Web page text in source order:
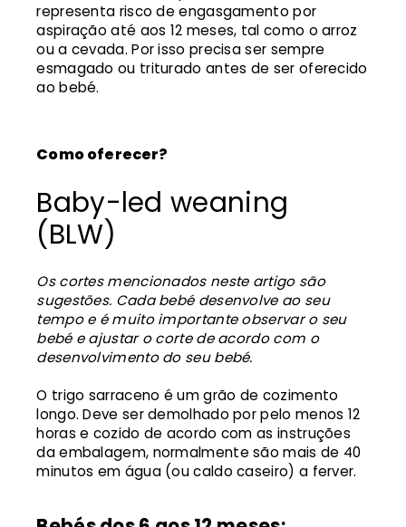
representa risco de engasgamento por
aspiração até aos 12 meses, tal como o arroz
ou a cevada. Por isso precisa ser sempre
esmagado ou triturado antes de ser oferecido
ao bebé.
Como oferecer?
Baby-led weaning
(BLW)
Os cortes mencionados neste artigo são
sugestões. Cada bebé desenvolve ao seu
tempo e é muito importante observar o seu
bebé e ajustar o corte de acordo com o
desenvolvimento do seu bebé.
O trigo sarraceno é um grão de cozimento
longo. Deve ser demolhado por pelo menos 12
horas e cozido de acordo com as instruções
da embalagem, normalmente são mais de 40
minutos em água (ou caldo caseiro) a ferver.